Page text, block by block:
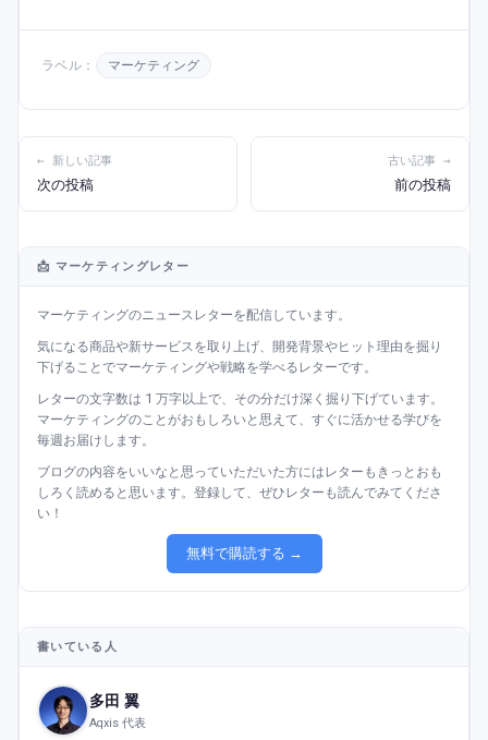
ラベル： マーケティング
← 新しい記事
次の投稿
古い記事 →
前の投稿
📩 マーケティングレター
マーケティングのニュースレターを配信しています。
気になる商品や新サービスを取り上げ、開発背景やヒット理由を掘り
下げることでマーケティングや戦略を学べるレターです。
レターの文字数は 1 万字以上で、その分だけ深く掘り下げています。
マーケティングのことがおもしろいと思えて、すぐに活かせる学びを
毎週お届けします。
ブログの内容をいいなと思っていただいた方にはレターもきっとおも
しろく読めると思います。登録して、ぜひレターも読んでみてくださ
い！
無料で購読する →
書いている人
多田 翼
Aqxis 代表